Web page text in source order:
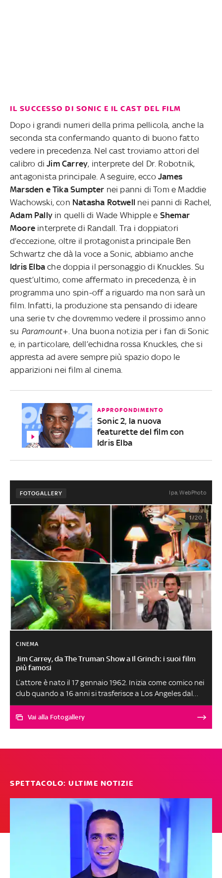
IL SUCCESSO DI SONIC E IL CAST DEL FILM
Dopo i grandi numeri della prima pellicola, anche la
seconda sta confermando quanto di buono fatto
vedere in precedenza. Nel cast troviamo attori del
calibro diJim Carrey, interprete del Dr. Robotnik,
antagonista principale. A seguire, ecco James
Marsden e Tika Sumpter nei panni di Tom e Maddie
Wachowski, con Natasha Rotwell nei panni di Rachel,
Adam Pally in quelli di Wade Whipple e Shemar
Moore interprete di Randall. Tra i doppiatori
d’eccezione, oltre il protagonista principale Ben
Schwartz che dà la voce a Sonic, abbiamo anche
Idris Elba che doppia il personaggio di Knuckles. Su
quest’ultimo, come affermato in precedenza, è in
programma uno spin-off a riguardo ma non sarà un
film. Infatti, la produzione sta pensando di ideare
una serie tv che dovremmo vedere il prossimo anno
su Paramount+ . Una buona notizia per i fan di Sonic
e, in particolare, dell’echidna rossa Knuckles, che si
appresta ad avere sempre più spazio dopo le
apparizioni nei film al cinema.
APPROFONDIMENTO
Sonic 2, la nuova
featurette del film con
Idris Elba
FOTOGALLERY Ipa, WebPhoto
1/20
CINEMA
Jim Carrey, da The Truman Show a Il Grinch: i suoi film
più famosi
L’attore è nato il 17 gennaio 1962. Inizia come comico nei
club quando a 16 anni si trasferisce a Los Angeles dal
Canada. Dopo piccole parti in televisione, viene notato
dai registi di Hollywood: la consacrazione nel 1994 con
vinto anche due Golden Globe)
Vai alla Fotogallery
SPETTACOLO: ULTIME NOTIZIE